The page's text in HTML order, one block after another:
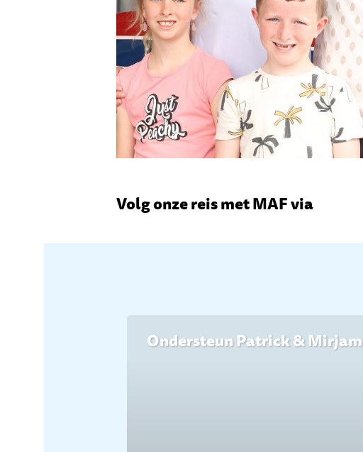
Volg onze reis met MAF via
Ondersteun Patrick & Mirjam